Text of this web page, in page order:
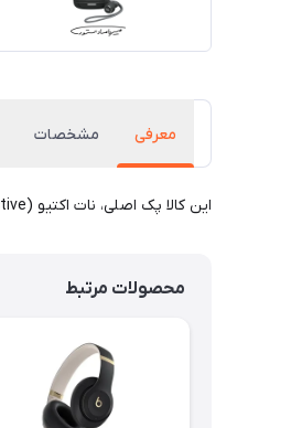
معرفی مشخصات
این کالا پک اصلی، نات اکتیو (Not Active) و با ضمانت سلامت و اصالت کالا می باشد.
محصولات مرتبط